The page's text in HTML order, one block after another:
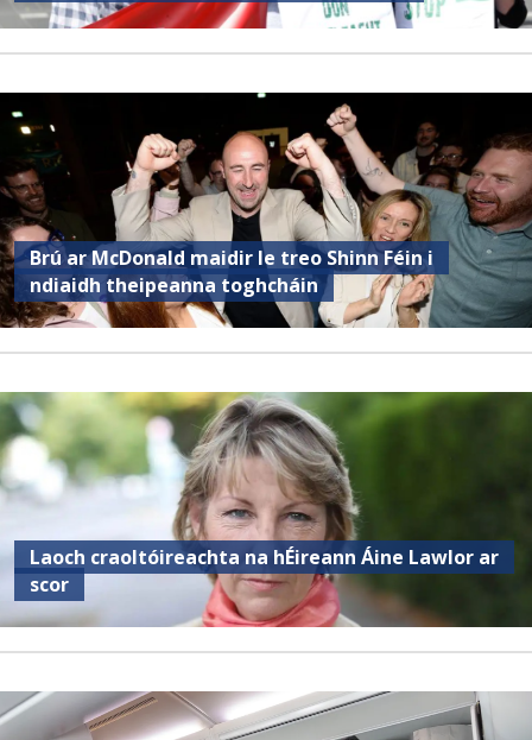
Brú ar McDonald maidir le treo Shinn Féin i
ndiaidh theipeanna toghcháin
Laoch craoltóireachta na hÉireann Áine Lawlor ar
scor